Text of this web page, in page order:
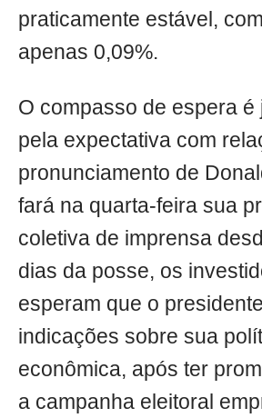
praticamente estável,
apenas 0,09%.
O compasso de espera é
pela expectativa com
pronunciamento de
fará na quarta-feira sua
coletiva de imprensa
dias da posse, os
esperam que o
indicações sobre sua
econômica, após ter
a campanha eleitoral